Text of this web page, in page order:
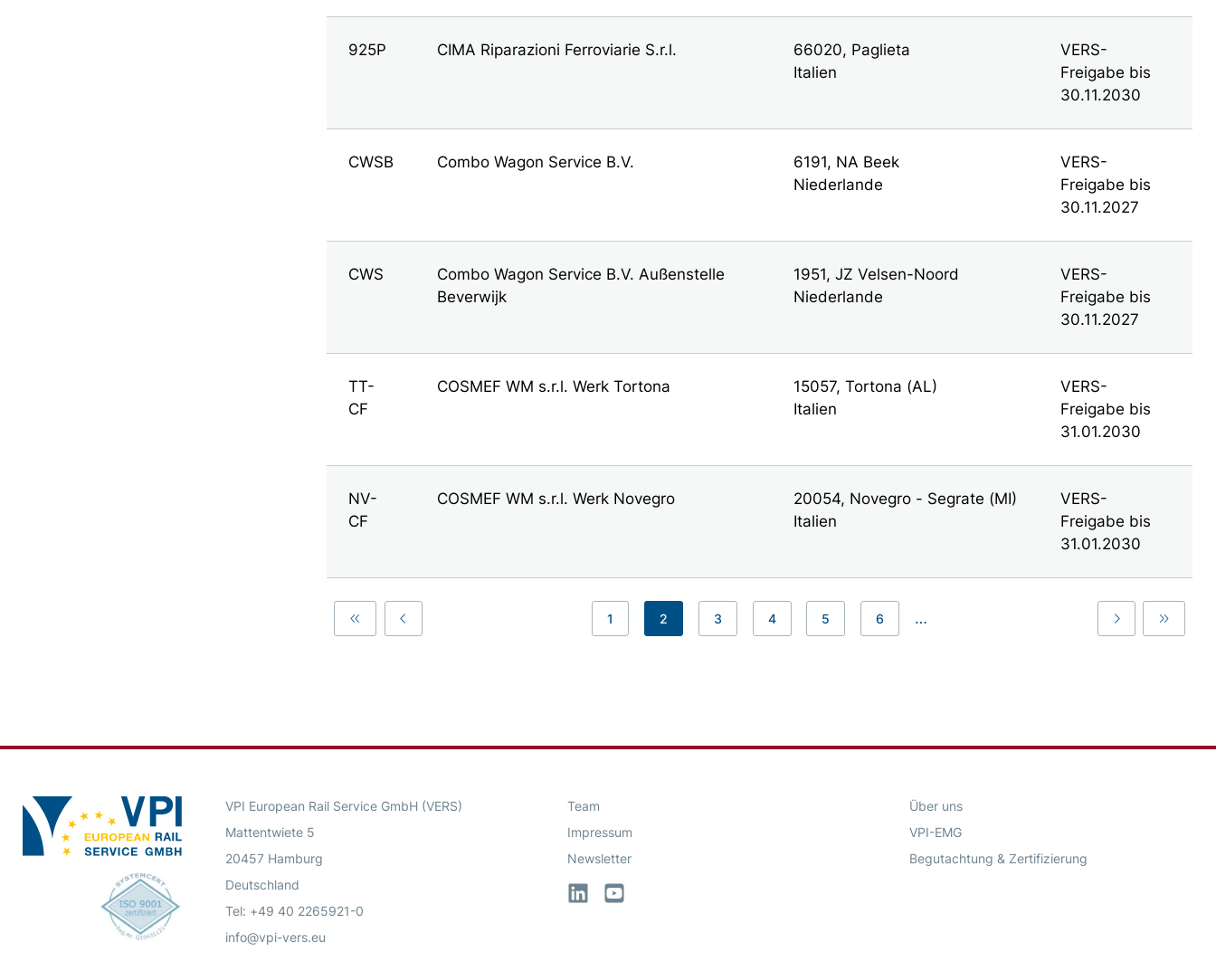
925P CIMA Riparazioni Ferroviarie S.r.l.
66020, Paglieta
Italien
VERS-
Freigabe bis
30.11.2030
CWSB Combo Wagon Service B.V.
6191, NA Beek
Niederlande
VERS-
Freigabe bis
30.11.2027
CWS
Combo Wagon Service B.V. Außenstelle
Beverwijk
1951, JZ Velsen-Noord
Niederlande
VERS-
Freigabe bis
30.11.2027
TT-
CF
COSMEF WM s.r.l. Werk Tortona
15057, Tortona (AL)
Italien
VERS-
Freigabe bis
31.01.2030
NV-
CF
COSMEF WM s.r.l. Werk Novegro
20054, Novegro - Segrate (MI)
Italien
VERS-
Freigabe bis
31.01.2030
First Previous
1 2 3 4 5 6 …
Last Last
VPI European Rail Service GmbH (VERS)
Mattentwiete 5
20457 Hamburg
Deutschland
Tel: +49 40 2265921-0
info@vpi-vers.eu
Team
Impressum
Newsletter
LinkedInYouTube
Über uns
VPI-EMG
Begutachtung & Zertifizierung